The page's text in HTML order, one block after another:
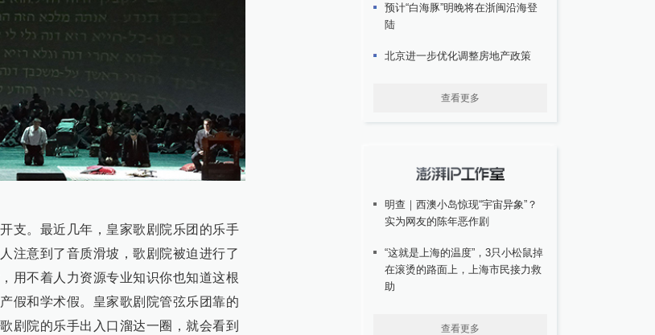
支。最近几年，皇家歌剧院乐团的乐手
注意到了音质滑坡，歌剧院被迫进行了
用不着人力资源专业知识你也知道这根
和学术假。皇家歌剧院管弦乐团靠的
剧院的乐手出入口溜达一圈，就会看到
预计“白海豚”明晚将在浙闽沿海登
陆
北京进一步优化调整房地产政策
查看更多
明查｜西澳小岛惊现“宇宙异象”？
实为网友的陈年恶作剧
“这就是上海的温度”，3只小松鼠掉
在滚烫的路面上，上海市民接力救
助
查看更多